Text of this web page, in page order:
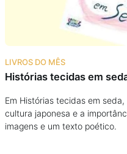
Na escola
Na família
Colunas
LIVROS DO MÊS
Histórias tecidas em
Em Histórias tecidas em
cultura japonesa e a
imagens e um texto poético.